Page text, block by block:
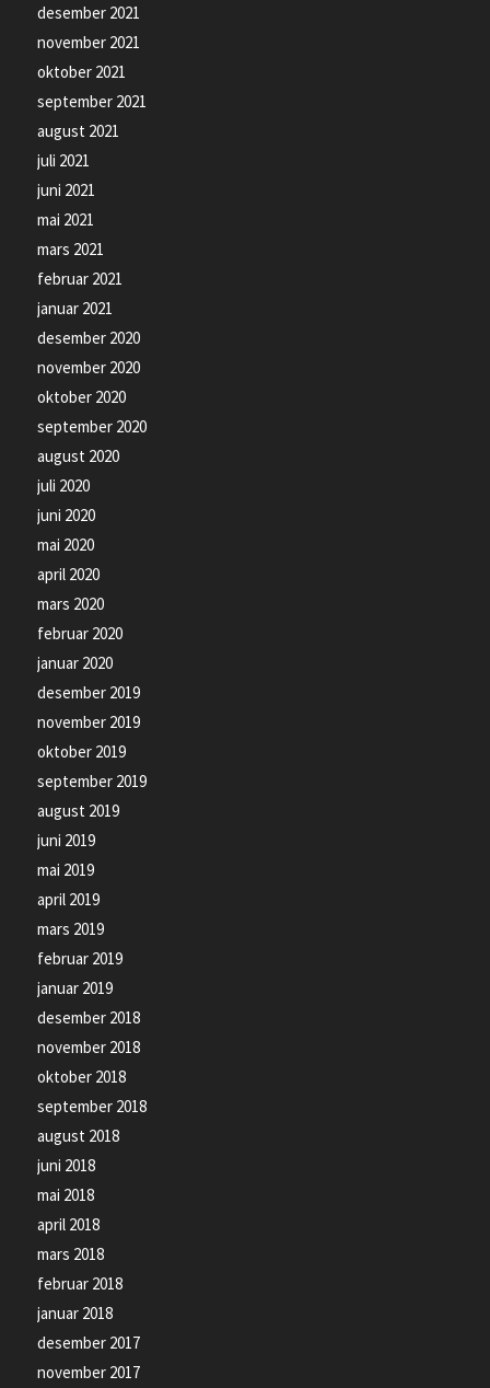
desember 2021
november 2021
oktober 2021
september 2021
august 2021
juli 2021
juni 2021
mai 2021
mars 2021
februar 2021
januar 2021
desember 2020
november 2020
oktober 2020
september 2020
august 2020
juli 2020
juni 2020
mai 2020
april 2020
mars 2020
februar 2020
januar 2020
desember 2019
november 2019
oktober 2019
september 2019
august 2019
juni 2019
mai 2019
april 2019
mars 2019
februar 2019
januar 2019
desember 2018
november 2018
oktober 2018
september 2018
august 2018
juni 2018
mai 2018
april 2018
mars 2018
februar 2018
januar 2018
desember 2017
november 2017